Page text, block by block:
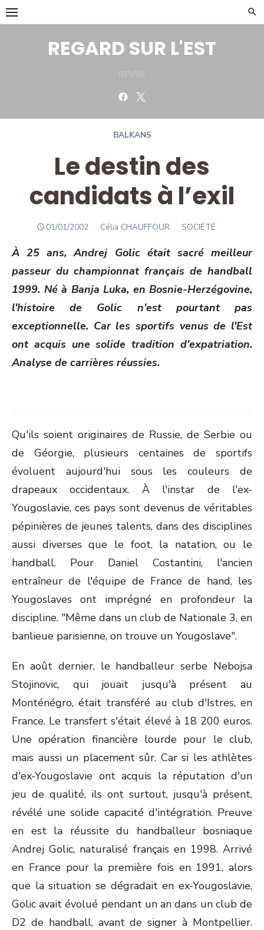
Skip
to
REGARD SUR L'EST
Facebook
BALKANS
Le destin des
candidats à l’exil
POSTED
01/01/2002 Author
Célia CHAUFFOUR SOCIÉTÉ
À 25 ans, Andrej Golic était sacré meilleur
passeur du championnat français de handball
1999. Né à Banja Luka, en Bosnie-Herzégovine,
l'histoire de Golic n'est pourtant pas
exceptionnelle. Car les sportifs venus de l'Est
ont acquis une solide tradition d'expatriation.
Analyse de carrières réussies.
Qu'ils soient originaires de Russie, de Serbie ou
de Géorgie, plusieurs centaines de sportifs
évoluent aujourd'hui sous les couleurs de
drapeaux occidentaux. À l'instar de l'ex-
Yougoslavie, ces pays sont devenus de véritables
pépinières de jeunes talents, dans des disciplines
aussi diverses que le foot, la natation, ou le
handball. Pour Daniel Costantini, l'ancien
entraîneur de l'équipe de France de hand, les
Yougoslaves ont imprégné en profondeur la
discipline. "Même dans un club de Nationale 3, en
banlieue parisienne, on trouve un Yougoslave".
En août dernier, le handballeur serbe Nebojsa
Stojinovic, qui jouait jusqu'à présent au
Monténégro, était transféré au club d'Istres, en
France. Le transfert s'était élevé à 18 200 euros.
Une opération financière lourde pour le club,
mais aussi un placement sûr. Car si les athlètes
d'ex-Yougoslavie ont acquis la réputation d'un
jeu de qualité, ils ont surtout, jusqu'à présent,
révélé une solide capacité d'intégration. Preuve
en est la réussite du handballeur bosniaque
Andrej Golic, naturalisé français en 1998. Arrivé
en France pour la première fois en 1991, alors
que la situation se dégradait en ex-Yougoslavie,
Golic avait évolué pendant un an dans un club de
D2 de handball, avant de signer à Montpellier.